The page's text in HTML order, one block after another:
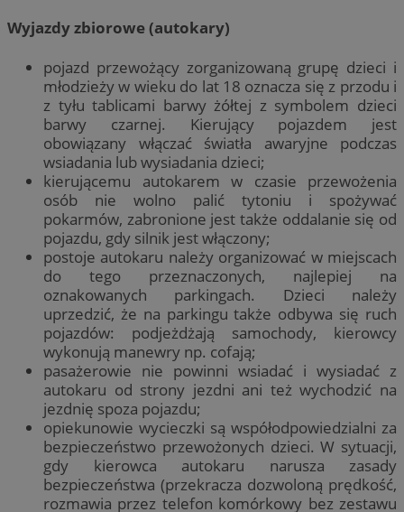
Wyjazdy zbiorowe (autokary)
pojazd przewożący zorganizowaną grupę dzieci i
młodzieży w wieku do lat 18 oznacza się z przodu i
z tyłu tablicami barwy żółtej z symbolem dzieci
barwy czarnej. Kierujący pojazdem jest
obowiązany włączać światła awaryjne podczas
wsiadania lub wysiadania dzieci;
kierującemu autokarem w czasie przewożenia
osób nie wolno palić tytoniu i spożywać
pokarmów, zabronione jest także oddalanie się od
pojazdu, gdy silnik jest włączony;
postoje autokaru należy organizować w miejscach
do tego przeznaczonych, najlepiej na
oznakowanych parkingach. Dzieci należy
uprzedzić, że na parkingu także odbywa się ruch
pojazdów: podjeżdżają samochody, kierowcy
wykonują manewry np. cofają;
pasażerowie nie powinni wsiadać i wysiadać z
autokaru od strony jezdni ani też wychodzić na
jezdnię spoza pojazdu;
opiekunowie wycieczki są współodpowiedzialni za
bezpieczeństwo przewożonych dzieci. W sytuacji,
gdy kierowca autokaru narusza zasady
bezpieczeństwa (przekracza dozwoloną prędkość,
rozmawia przez telefon komórkowy bez zestawu